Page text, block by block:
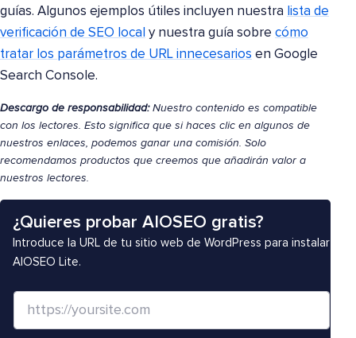
guías. Algunos ejemplos útiles incluyen nuestra lista de
verificación de SEO local y nuestra guía sobre cómo
tratar los parámetros de URL innecesarios en Google
Search Console.
Descargo de responsabilidad:Nuestro contenido es compatible
con los lectores. Esto significa que si haces clic en algunos de
nuestros enlaces, podemos ganar una comisión. Solo
recomendamos productos que creemos que añadirán valor a
nuestros lectores.
¿Quieres probar AIOSEO gratis?
Introduce la URL de tu sitio web de WordPress para instalar
AIOSEO Lite.